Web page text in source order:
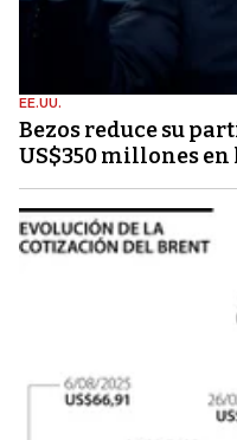
EE.UU.
Bezos reduce su
US$350 millones